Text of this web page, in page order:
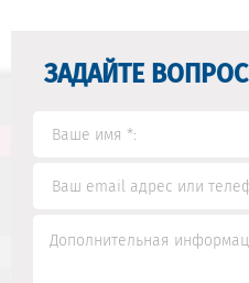
ЗАДАЙТЕ ВОПРОС